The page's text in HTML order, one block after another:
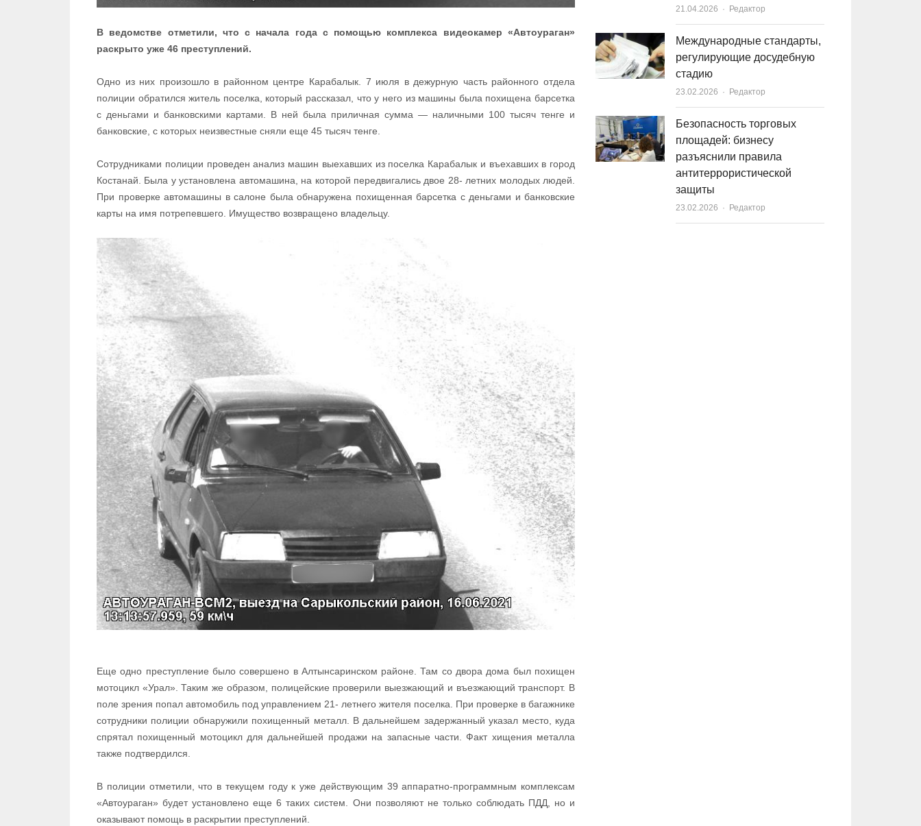
В ведомстве отметили, что с начала года с помощью комплекса видеокамер «Автоураган»
раскрыто уже 46 преступлений.
Одно из них произошло в районном центре Карабалык. 7 июля в дежурную часть районного отдела
полиции обратился житель поселка, который рассказал, что у него из машины была похищена барсетка
с деньгами и банковскими картами. В ней была приличная сумма — наличными 100 тысяч тенге и
банковские, с которых неизвестные сняли еще 45 тысяч тенге.
Сотрудниками полиции проведен анализ машин выехавших из поселка Карабалык и въехавших в город
Костанай. Была у установлена автомашина, на которой передвигались двое 28- летних молодых людей.
При проверке автомашины в салоне была обнаружена похищенная барсетка с деньгами и банковские
карты на имя потрепевшего. Имущество возвращено владельцу.
Еще одно преступление было совершено в Алтынсаринском районе. Там со двора дома был похищен
мотоцикл «Урал». Таким же образом, полицейские проверили выезжающий и въезжающий транспорт. В
поле зрения попал автомобиль под управлением 21- летнего жителя поселка. При проверке в багажнике
сотрудники полиции обнаружили похищенный металл. В дальнейшем задержанный указал место, куда
спрятал похищенный мотоцикл для дальнейшей продажи на запасные части. Факт хищения металла
также подтвердился.
В полиции отметили, что в текущем году к уже действующим 39 аппаратно-программным комплексам
«Автоураган» будет установлено еще 6 таких систем. Они позволяют не только соблюдать ПДД, но и
оказывают помощь в раскрытии преступлений.
21.04.2026 Author
Редактор
Международные стандарты,
регулирующие досудебную
стадию
23.02.2026 Author
Редактор
Безопасность торговых
площадей: бизнесу
разъяснили правила
антитеррористической
защиты
23.02.2026 Author
Редактор